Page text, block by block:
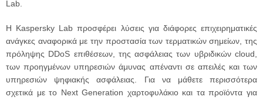
Lab.
Η Kaspersky Lab προσφέρει λύσεις για διάφορες επιχειρηματικές
ανάγκες αναφορικά με την προστασία των τερματικών σημείων, της
πρόληψης DDoS επιθέσεων, της ασφάλειας των υβριδικών cloud,
των προηγμένων υπηρεσιών άμυνας απέναντι σε απειλές και των
υπηρεσιών ψηφιακής ασφάλειας. Για να μάθετε περισσότερα
σχετικά με το Next Generation χαρτοφυλάκιο και τα προϊόντα για